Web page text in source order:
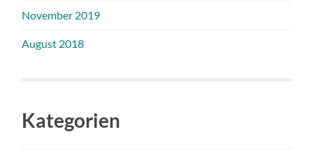
November 2019
August 2018
Kategorien